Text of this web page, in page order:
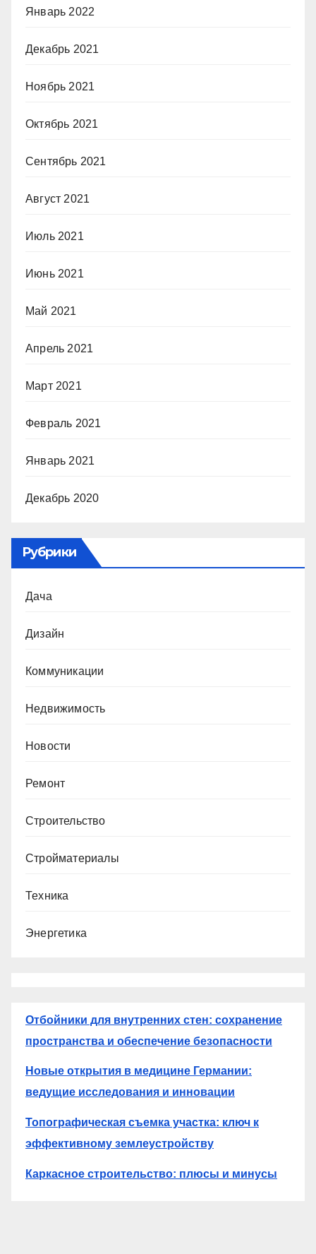
Январь 2022
Декабрь 2021
Ноябрь 2021
Октябрь 2021
Сентябрь 2021
Август 2021
Июль 2021
Июнь 2021
Май 2021
Апрель 2021
Март 2021
Февраль 2021
Январь 2021
Декабрь 2020
Рубрики
Дача
Дизайн
Коммуникации
Недвижимость
Новости
Ремонт
Строительство
Стройматериалы
Техника
Энергетика
Отбойники для внутренних стен: сохранение
пространства и обеспечение безопасности
Новые открытия в медицине Германии:
ведущие исследования и инновации
Топографическая съемка участка: ключ к
эффективному землеустройству
Каркасное строительство: плюсы и минусы